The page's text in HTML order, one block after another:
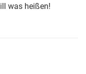
was heißen!